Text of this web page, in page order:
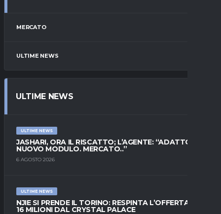
MERCATO
ULTIME NEWS
ULTIME NEWS
ULTIME NEWS
JASHARI, ORA IL RISCATTO; L’AGENTE: “ADATTO AL
NUOVO MODULO. MERCATO..”
6 AGOSTO 2026
ULTIME NEWS
NJIE SI PRENDE IL TORINO: RESPINTA L’OFFERTA DI
16 MILIONI DAL CRYSTAL PALACE